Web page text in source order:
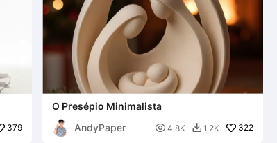
379
O Presépio Minimalista
AndyPaper
 4.8K  1.2K 322